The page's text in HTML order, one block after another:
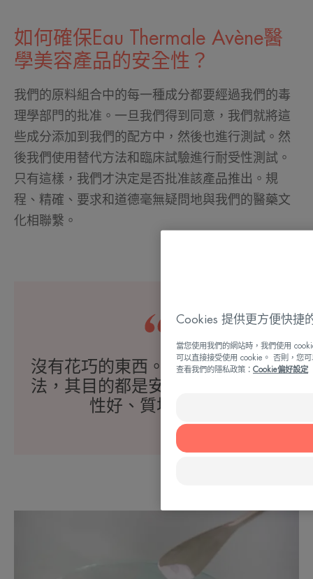
如何確保Eau Thermale Avène醫
學美容產品的安全性？
我們的原料組合中的每一種成分都要經過我們的毒
理學部門的批准。一旦我們得到同意，我們就將這
些成分添加到我們的配方中，然後也進行測試。然
後我們使用替代方法和臨床試驗進行耐受性測試。
只有這樣，我們才決定是否批准該產品推出。規
程、精確、要求和道德毫無疑問地與我們的醫藥文
化相聯繫。
沒有花巧的東西。無論何種治療方
法，其目的都是安全、有效、耐受
性好、質地舒適。
Cookies 提供更方便快捷
當您使用我們的網站時，我們使用
可以直接接受使用 cookie。 否則，您
查看我們的隱私政策： Cookie偏好設定